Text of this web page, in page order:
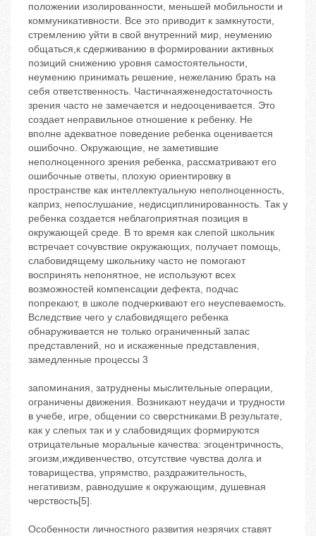
положении изолированности, меньшей мобильности и
коммуникативности. Все это приводит к замкнутости,
стремлению уйти в свой внутренний мир, неумению
общаться,к сдерживанию в формировании активных
позиций снижению уровня самостоятельности,
неумению принимать решение, нежеланию брать на
себя ответственность. Частичнаяженедостаточность
зрения часто не замечается и недооценивается. Это
создает неправильное отношение к ребенку. Не
вполне адекватное поведение ребенка оценивается
ошибочно. Окружающие, не заметившие
неполноценного зрения ребенка, рассматривают его
ошибочные ответы, плохую ориентировку в
пространстве как интеллектуальную неполноценность,
каприз, непослушание, недисциплинированность. Так у
ребенка создается неблагоприятная позиция в
окружающей среде. В то время как слепой школьник
встречает сочувствие окружающих, получает помощь,
слабовидящему школьнику часто не помогают
воспринять непонятное, не используют всех
возможностей компенсации дефекта, подчас
попрекают, в школе подчеркивают его неуспеваемость.
Вследствие чего у слабовидящего ребенка
обнаруживается не только ограниченный запас
представлений, но и искаженные представления,
замедленные процессы 3
запоминания, затруднены мыслительные операции,
ограничены движения. Возникают неудачи и трудности
в учебе, игре, общении со сверстниками.В результате,
как у слепых так и у слабовидящих формируются
отрицательные моральные качества: эгоцентричность,
эгоизм,иждивенчество, отсутствие чувства долга и
товарищества, упрямство, раздражительность,
негативизм, равнодушие к окружающим, душевная
черствость[5].
Особенности личностного развития незрячих ставят